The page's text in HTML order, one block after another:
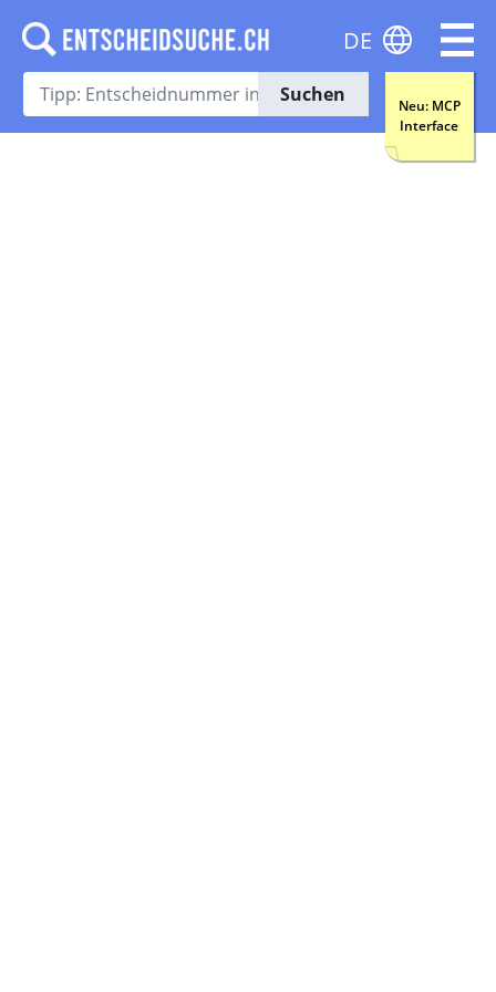
Suchen
Neu: MCP
Interface
DE